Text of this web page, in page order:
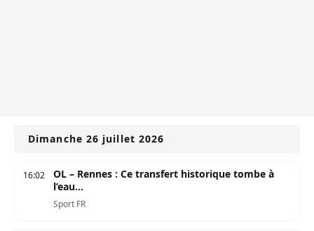
Dimanche 26 juillet 2026
16:02
OL – Rennes : Ce transfert historique tombe à
l’eau...
Sport FR